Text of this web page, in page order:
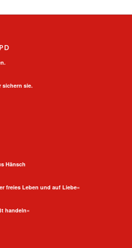
sichern sie.
Hänsch
freies Leben und auf Liebe«
handeln«